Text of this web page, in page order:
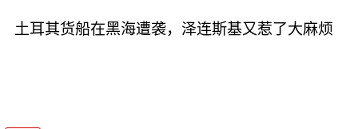
土耳其货船在黑海遭袭，泽连斯基又惹了大麻烦